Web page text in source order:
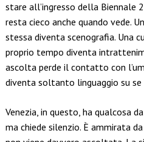
stare all’ingresso della Biennale
resta cieco anche quando vede.
stessa diventa scenografia. Una
proprio tempo diventa
ascolta perde il contatto con
diventa soltanto linguaggio su se
Venezia, in questo, ha qualcosa
ma chiede silenzio. È ammirata